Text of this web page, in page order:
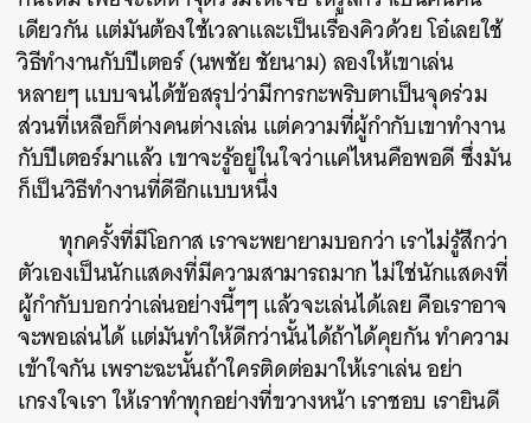
เดียวกัน แต่มันต้องใช้เวลาและเป็นเรื่องคิวด้วย โอ๋เลยใช้
วิธีทำงานกับปีเตอร์ (นพชัย ชัยนาม) ลองให้เขาเล่น
หลายๆ แบบจนได้ข้อสรุปว่ามีการกะพริบตาเป็นจุดร่วม
ส่วนที่เหลือก็ต่างคนต่างเล่น แต่ความที่ผู้กำกับเขาทำงาน
กับปีเตอร์มาแล้ว เขาจะรู้อยู่ในใจว่าแค่ไหนคือพอดี ซึ่งมัน
ก็เป็นวิธีทำงานที่ดีอีกแบบหนึ่ง
ทุกครั้งที่มีโอกาส เราจะพยายามบอกว่า เราไม่รู้สึกว่า
ตัวเองเป็นนักแสดงที่มีความสามารถมาก ไม่ใช่นักแสดงที่
ผู้กำกับบอกว่าเล่นอย่างนี้ๆๆ แล้วจะเล่นได้เลย คือเราอาจ
จะพอเล่นได้ แต่มันทำให้ดีกว่านั้นได้ถ้าได้คุยกัน ทำความ
เข้าใจกัน เพราะฉะนั้นถ้าใครติดต่อมาให้เราเล่น อย่า
เกรงใจเรา ให้เราทำทุกอย่างที่ขวางหน้า เราชอบ เรายินดี